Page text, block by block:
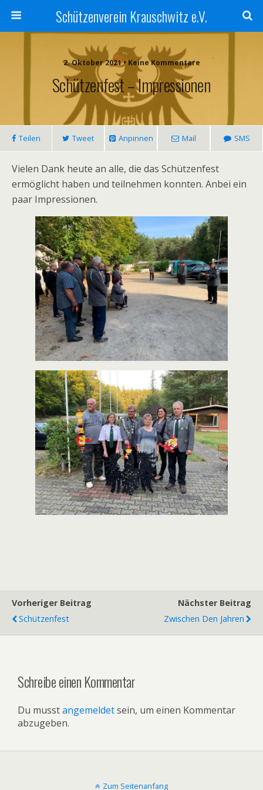
Schützenverein Krauschwitz e.V.
2. Oktober 2021 • Keine Kommentare
Schützenfest – Impressionen
Teilen Tweet Anpinnen Mail SMS
Vielen Dank heute an alle, die das Schützenfest
ermöglicht haben und teilnehmen konnten. Anbei ein
paar Impressionen.
Vorheriger Beitrag
Schützenfest
Nächster Beitrag
Zwischen Den Jahren
Schreibe einen Kommentar
Du musstangemeldetsein, um einen Kommentar
abzugeben.
Zum Seitenanfang